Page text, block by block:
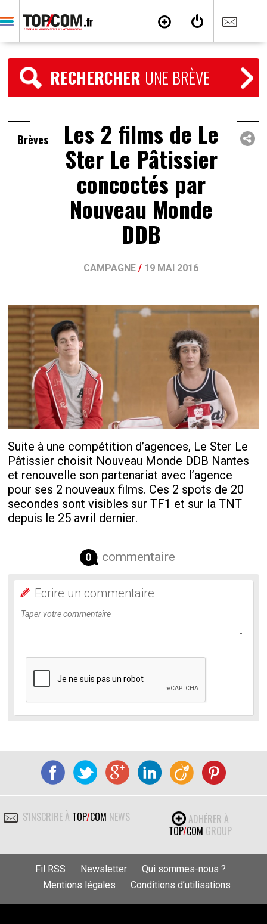
RECHERCHER UNE BRÈVE
Brèves Les 2 films de Le
Ster Le Pâtissier
concoctés par
Nouveau Monde
DDB
CAMPAGNE / 19 MAI 2016
Suite à une compétition d’agences, Le Ster Le
Pâtissier choisit Nouveau Monde DDB Nantes
et renouvelle son partenariat avec l’agence
pour ses 2 nouveaux films. Ces 2 spots de 20
secondes sont visibles sur TF1 et sur la TNT
depuis le 25 avril dernier.
0 commentaire
Ecrire un commentaire
S'INSCRIRE À TOP/COM NEWS
ADHÉRER À
TOP/COM GROUP
Fil RSS Newsletter
Qui sommes-nous ?
Mentions légales
Conditions d’utilisations